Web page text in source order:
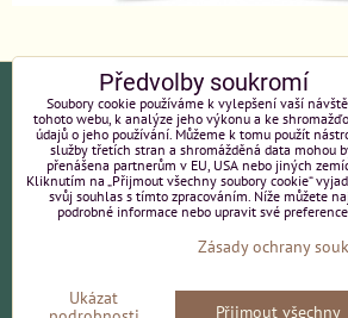
Ochrana osobních údajů
Platební
Obchodní podmínky
Předvolby soukromí
Soubory cookie používáme k vylepšení vaší
tohoto webu, k analýze jeho výkonu a ke
údajů o jeho používání. Můžeme k tomu použít
služby třetích stran a shromážděná data mohou
přenášena partnerům v EU, USA nebo jiných
Kliknutím na „Přijmout všechny soubory cookie“
svůj souhlas s tímto zpracováním. Níže můžete
podrobné informace nebo upravit své
Zásady ochrany
Ukázat
Přijmout všechny